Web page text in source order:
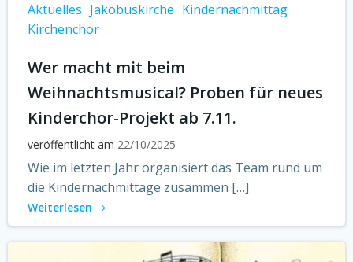
Aktuelles Jakobuskirche Kindernachmittag
Kirchenchor
Wer macht mit beim
Weihnachtsmusical? Proben für neues
Kinderchor-Projekt ab 7.11.
veröffentlicht am 22/10/2025
Wie im letzten Jahr organisiert das Team rund um
die Kindernachmittage zusammen […]
Weiterlesen